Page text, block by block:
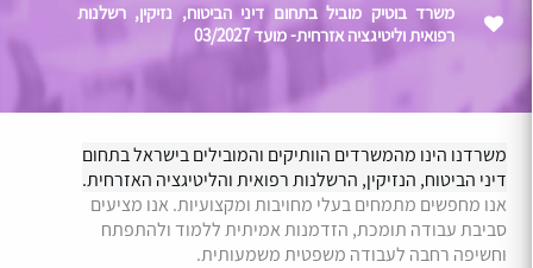
משרד בוטיק מוביל בתחום דיני הביטוח, נזיקין, רשלנות
רפואית וליטיגציה אזרחית- מועד 03/2027
משרדנו הינו מהמשרדים הוותיקים והמובילים בישראל בתחום
דיני הביטוח, הנזיקין, הרשלנות רפואית והליטיגציה האזרחית.
אנו מחפשים מתמחים בעלי מחויבות ומקצועיות. אנו מציעים
סביבת עבודה תומכת, הזדמנות אמיתית ללמוד ולהתפתח
וחשיפה רחבה לעבודה משפטית משמעותית.